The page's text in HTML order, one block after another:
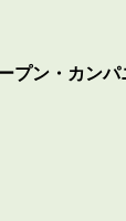
プン・カンパ